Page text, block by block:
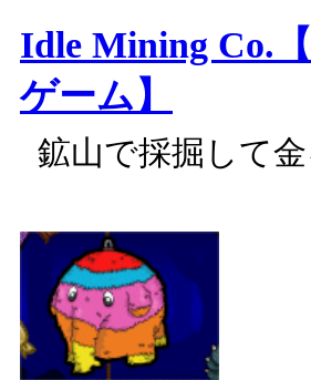
Idle Mining Co.
ゲーム】
鉱山で採掘して